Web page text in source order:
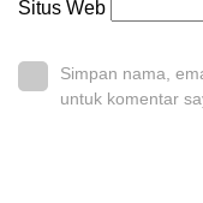
Situs Web
Simpan nama,
untuk komentar